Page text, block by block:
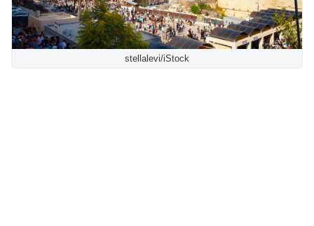
stellalevi/iStock